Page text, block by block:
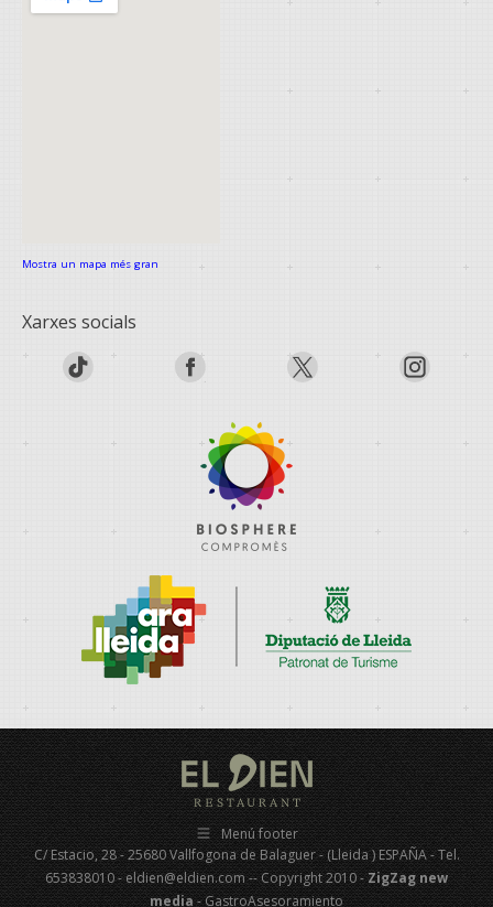
Mostra un mapa més gran
Xarxes socials
Menú footer
C/ Estacio, 28 - 25680 Vallfogona de Balaguer - (Lleida ) ESPAÑA - Tel.
653838010 - eldien@eldien.com -- Copyright 2010 -ZigZag new
media- GastroAsesoramiento